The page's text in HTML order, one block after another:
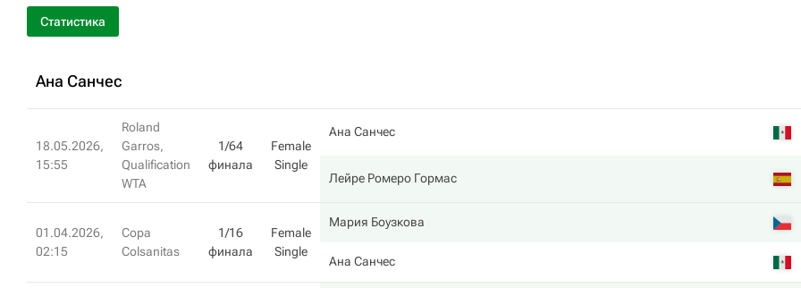
Статистика
Ана Санчес
18.05.2026,
15:55
Roland
Garros,
Qualification
WTA
1/64
финала
Female
Single
Ана Санчес
Лейре Ромеро Гормас
01.04.2026,
02:15
Copa
Colsanitas
1/16
финала
Female
Single
Мария Боузкова
Ана Санчес